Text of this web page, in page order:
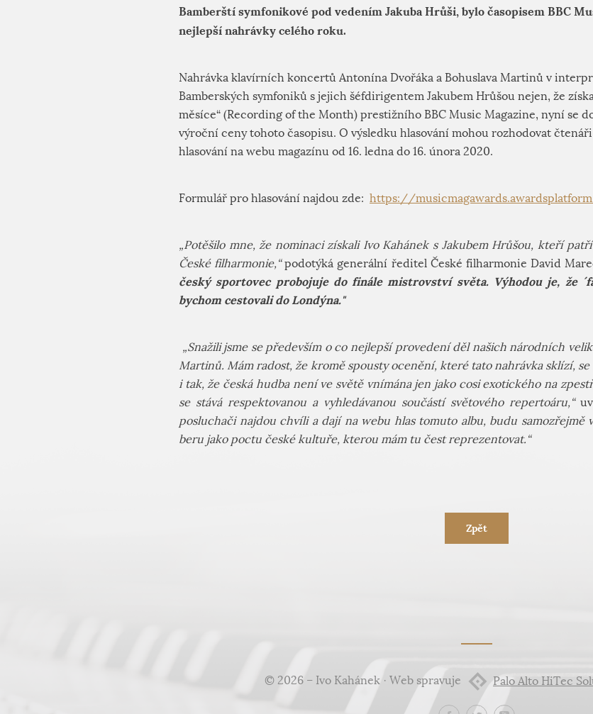
Bamberští symfonikové pod vedením Jakuba Hrůši, bylo časopisem BBC
nejlepší nahrávky celého roku.
Nahrávka klavírních koncertů Antonína Dvořáka a Bohuslava Martinů v
Bamberských symfoniků s jejich šéfdirigentem Jakubem Hrůšou nejen, že
měsíce“ (Recording of the Month) prestižního BBC Music Magazine, nyní se
výroční ceny tohoto časopisu. O výsledku hlasování mohou rozhodovat
hlasování na webu magazínu od 16. ledna do 16. února 2020.
Formulář pro hlasování najdou zde: https://
„Potěšilo mne, že nominaci získali Ivo Kahánek s Jakubem Hrůšou, kteří
České filharmonie,“podotýká generální ředitel České filharmonie David
český sportovec probojuje do finále mistrovství světa. Výhodou je, že
bychom cestovali do Londýna."
„Snažili jsme se především o co nejlepší provedení děl našich národních
Martinů. Mám radost, že kromě spousty ocenění, které tato nahrávka sklízí,
i tak, že česká hudba není ve světě vnímána jen jako cosi exotického na
se stává respektovanou a vyhledávanou součástí světového repertoáru,“
posluchači najdou chvíli a dají na webu hlas tomuto albu, budu samozřejmě
beru jako poctu české kultuře, kterou mám tu čest reprezentovat.“
Zpět
© 2026 – Ivo Kahánek · Web spravuje Palo Alto HiTec